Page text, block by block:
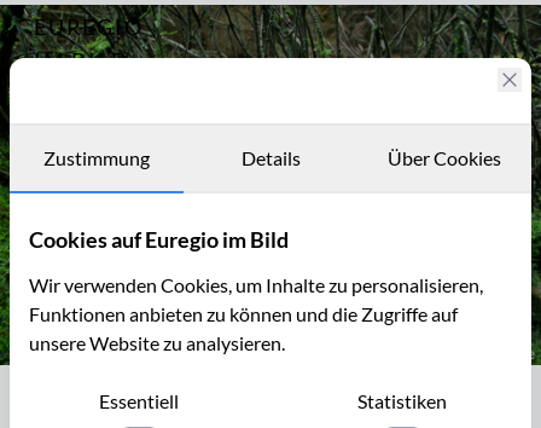
EUREGIO
IM BILD
Archiv
Kontakt
Archiv
1288
Zypressen-Schlafmoos, Hypnum
Zustimmung Details Über Cookies
Cookies auf Euregio im Bild
Wir verwenden Cookies, um Inhalte zu personalisieren,
Funktionen anbieten zu können und die Zugriffe auf
unsere Website zu analysieren.
Essentiell
Statistiken